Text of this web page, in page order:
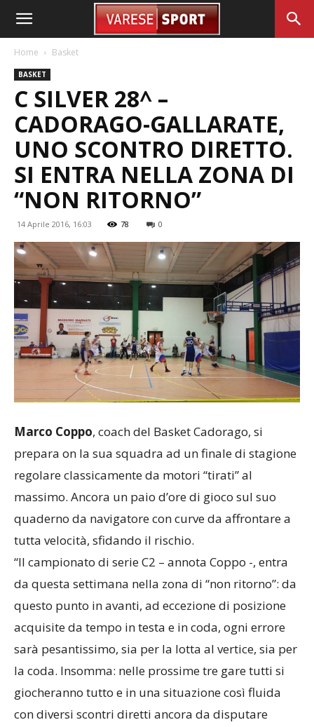
Home Basket
BASKET
C SILVER 28^ –
CADORAGO-GALLARATE,
UNO SCONTRO DIRETTO.
SI ENTRA NELLA ZONA DI
“NON RITORNO”
14 Aprile 2016, 16:03 78 0
Marco Coppo, coach del Basket Cadorago, si
prepara on la sua squadra ad un finale di stagione
regolare classicamente da motori “tirati” al
massimo. Ancora un paio d’ore di gioco sul suo
quaderno da navigatore con curve da affrontare a
tutta velocità, sfidando il rischio.
“Il campionato di serie C2 – annota Coppo -, entra
da questa settimana nella zona di “non ritorno”: da
questo punto in avanti, ad eccezione di posizione
acquisite da tempo in testa e in coda, ogni errore
sarà pesantissimo, sia per la lotta al vertice, sia per
la coda. Insomma: nelle prossime tre gare tutti si
giocheranno tutto e in una situazione così fluida
con diversi scontri diretti ancora da disputare